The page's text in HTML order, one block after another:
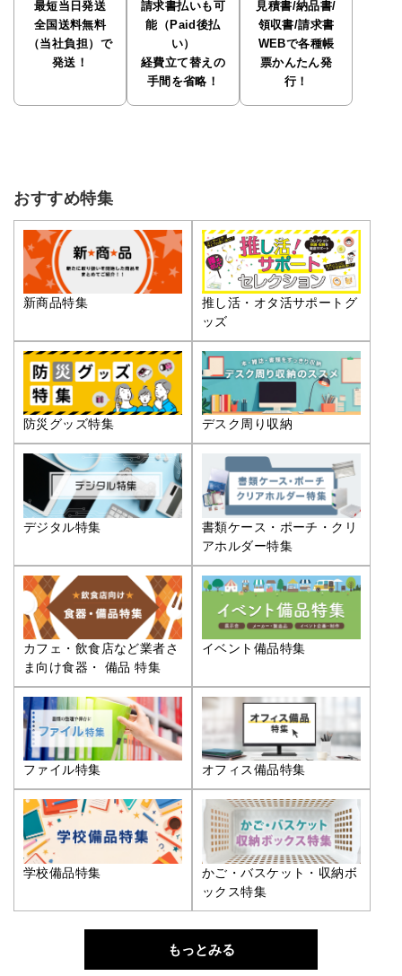
最短当日発送
全国送料無料
（当社負担）で
発送！
請求書払いも可
能（Paid後払
い）
経費立て替えの
手間を省略！
見積書/納品書/
領収書/請求書
WEBで各種帳
票かんたん発
行！
おすすめ特集
新商品特集
推し活・オタ活サポートグ
ッズ
防災グッズ特集 デスク周り収納
デジタル特集
書類ケース・ポーチ・クリ
アホルダー特集
カフェ・飲食店など業者さ
ま向け食器・ 備品 特集
イベント備品特集
ファイル特集 オフィス備品特集
学校備品特集
かご・バスケット・収納ボ
ックス特集
もっとみる